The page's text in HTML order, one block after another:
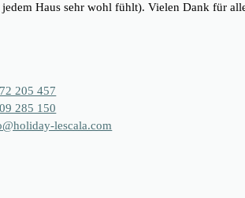
Haus sehr wohl fühlt). Vielen Dank für
205 457
285 150
lescala.com